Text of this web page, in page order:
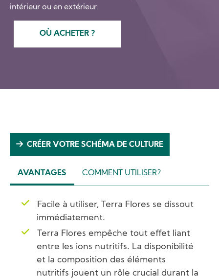
intérieur ou en extérieur.
OÙ ACHETER ?
AVANTAGES
(ACTIVE
COMMENT UTILISER?
CRÉER VOTRE SCHÉMA DE CULTURE
Facile à utiliser, Terra Flores se dissout
immédiatement.
Terra Flores empêche tout effet liant
entre les ions nutritifs. La disponibilité
et la composition des éléments
nutritifs jouent un rôle crucial durant la